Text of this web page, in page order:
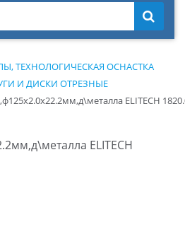
ТЕХНОЛОГИЧЕСКАЯ ОСНАСТКА
И ДИСКИ ОТРЕЗНЫЕ
ELITECH
ELITECH